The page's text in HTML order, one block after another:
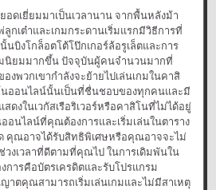
อดเยี่ยมมาเป็นเวลานาน จากพื้นหลังม้า
กเต๋าและเกมกระดานเริ่มแรกมีวิธีการที่
บิงโกล็อตโต้โป๊กเกอร์ล้อรูเล็ตและการ
นิยมมากขึ้น ปัจจุบันผู้คนจำนวนมากที่
งพวกเขากำลังจะย้ายไปเล่นเกมในคาสิ
ออนไลน์นั้นเป็นที่ชื่นชอบของทุกคนและมี
งในเวกัสเรือริเวอร์หรือคาสิโนที่ไม่ได้อยู่
อนไลน์ที่คุณต้องการและเริ่มเล่นในตาราง
ณอาจได้รับสิทธิพิเศษหรือคุณอาจจะไม่
งเวลาที่ดีตามที่คุณไป ในการเดิมพันใน
ารคือบัตรเครดิตและรับโปรแกรม
ตคุณสามารถเริ่มเล่นเกมและไม่มีสาเหตุ